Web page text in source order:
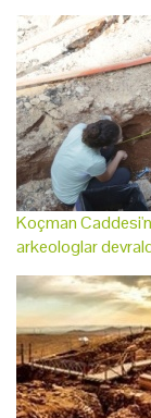
Koçman
arkeologlar